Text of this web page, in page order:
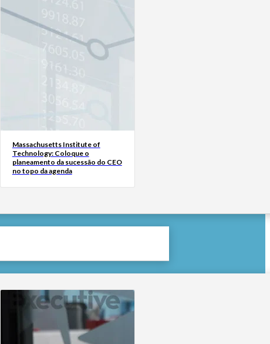
Massachusetts Institute of
Technology: Coloque o
planeamento da sucessão do CEO
no topo da agenda